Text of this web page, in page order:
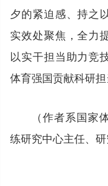
夕的紧迫感、持之
实效处聚焦，全力
以实干担当助力竞
体育强国贡献科研担
（作者系国家
练研究中心主任、研